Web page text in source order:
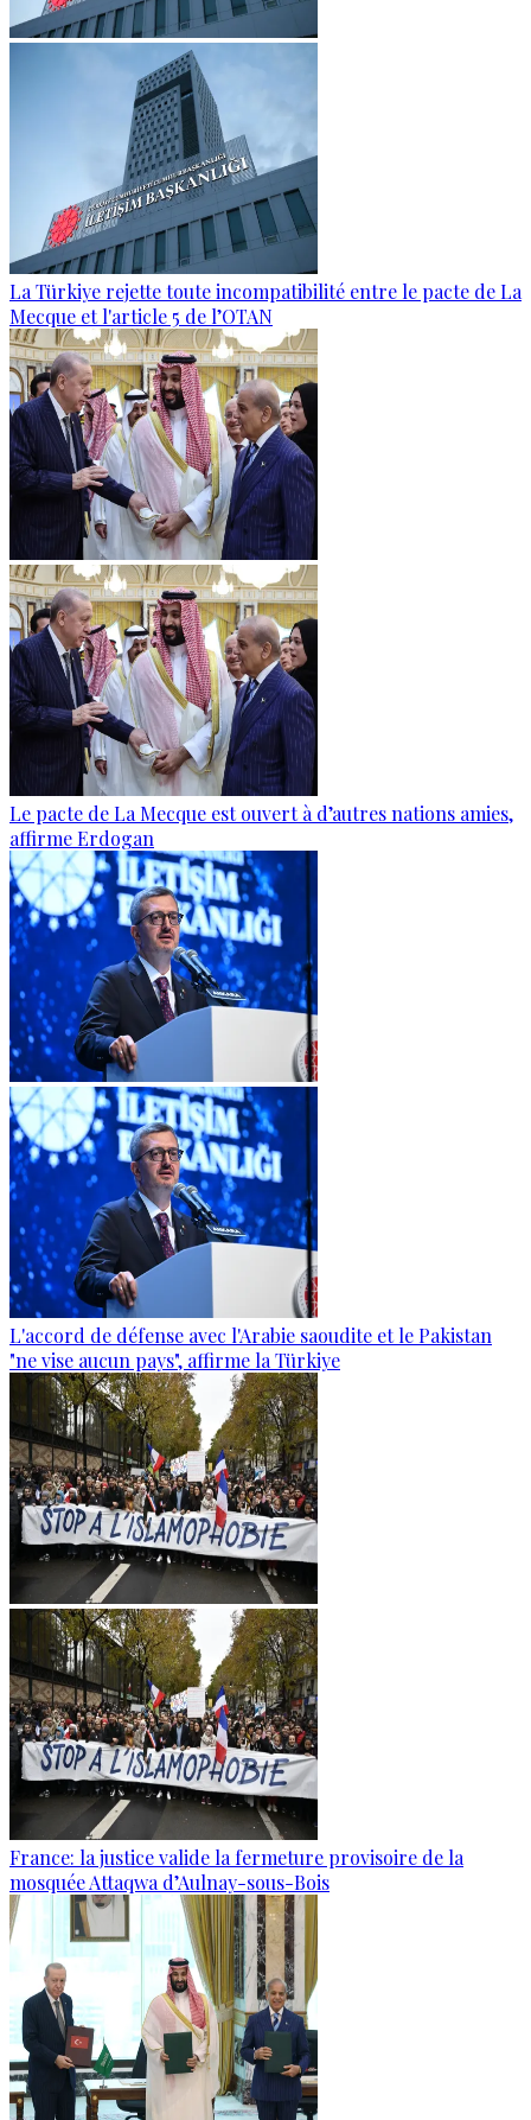
La Türkiye rejette toute incompatibilité entre le pacte de La
Mecque et l'article 5 de l’OTAN
Le pacte de La Mecque est ouvert à d’autres nations amies,
affirme Erdogan
L'accord de défense avec l'Arabie saoudite et le Pakistan
"ne vise aucun pays", affirme la Türkiye
France: la justice valide la fermeture provisoire de la
mosquée Attaqwa d’Aulnay-sous-Bois